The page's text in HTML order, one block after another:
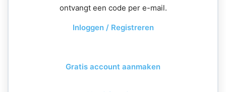
ontvangt een code per e-mail.
Inloggen / Registreren
Gratis account aanmaken